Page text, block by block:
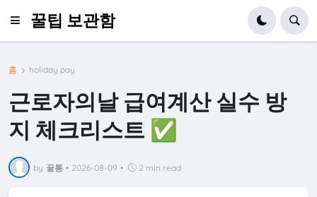
꿀팁 보관함
홈 holiday pay
근로자의날 급여계산 실수 방
지 체크리스트 ✅
by 꿀통 • 2026-08-09 • 2 min read